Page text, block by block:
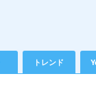
トレンド